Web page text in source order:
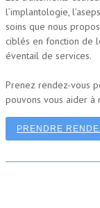
l’implantologie,
soins que nous
ciblés en fonction de
éventail de services.
Prenez rendez-vous
pouvons vous aider
PRENDRE